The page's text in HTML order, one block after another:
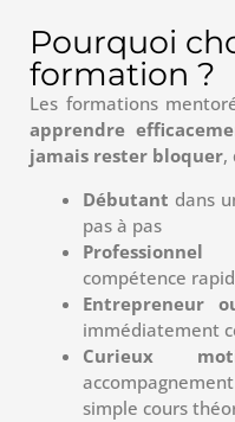
Pourquoi
formation ?
Les formations
apprendre
jamais rester bloquer,
Débutant dans
pas à pas
Professionnel
compétence
Entrepreneur
immédiatement
Curieux
simple cours